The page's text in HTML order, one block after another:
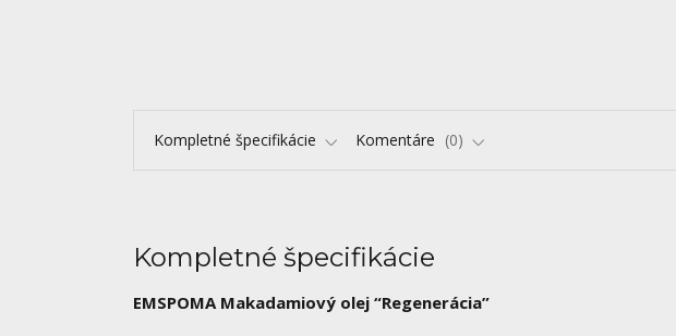
Kompletné špecifikácie Komentáre 0
Kompletné špecifikácie
EMSPOMA Makadamiový olej “Regenerácia”